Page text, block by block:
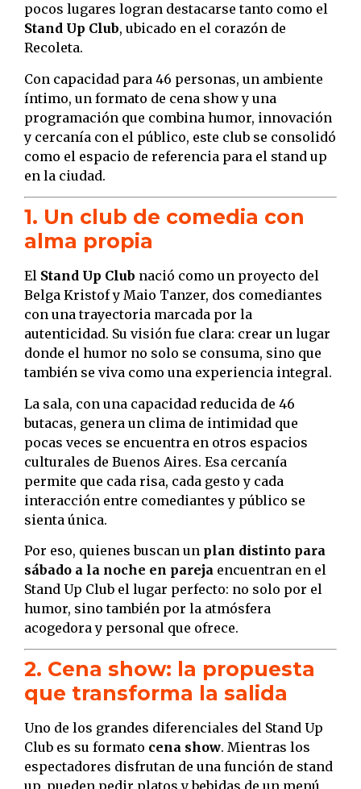
pocos lugares logran destacarse tanto como el
Stand Up Club, ubicado en el corazón de
Recoleta.
Con capacidad para 46 personas, un ambiente
íntimo, un formato de cena show y una
programación que combina humor, innovación
y cercanía con el público, este club se consolidó
como el espacio de referencia para el stand up
en la ciudad.
1. Un club de comedia con
alma propia
El Stand Up Club nació como un proyecto del
Belga Kristof y Maio Tanzer, dos comediantes
con una trayectoria marcada por la
autenticidad. Su visión fue clara: crear un lugar
donde el humor no solo se consuma, sino que
también se viva como una experiencia integral.
La sala, con una capacidad reducida de 46
butacas, genera un clima de intimidad que
pocas veces se encuentra en otros espacios
culturales de Buenos Aires. Esa cercanía
permite que cada risa, cada gesto y cada
interacción entre comediantes y público se
sienta única.
Por eso, quienes buscan un plan distinto para
sábado a la noche en pareja encuentran en el
Stand Up Club el lugar perfecto: no solo por el
humor, sino también por la atmósfera
acogedora y personal que ofrece.
2. Cena show: la propuesta
que transforma la salida
Uno de los grandes diferenciales del Stand Up
Club es su formato cena show. Mientras los
espectadores disfrutan de una función de stand